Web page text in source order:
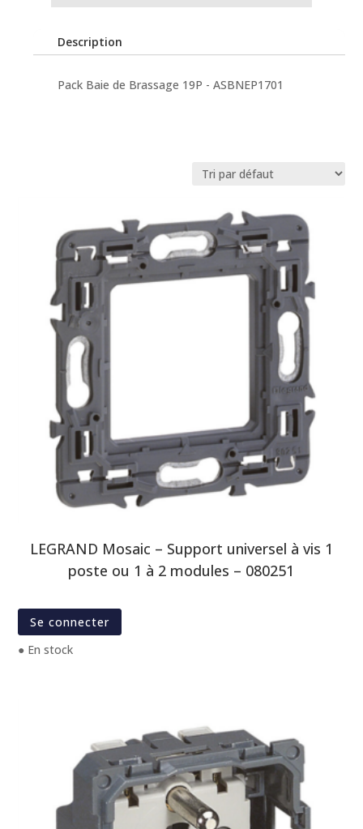
Description
Pack Baie de Brassage 19P - ASBNEP1701
LEGRAND Mosaic – Support universel à vis 1
poste ou 1 à 2 modules – 080251
Se connecter
● En stock